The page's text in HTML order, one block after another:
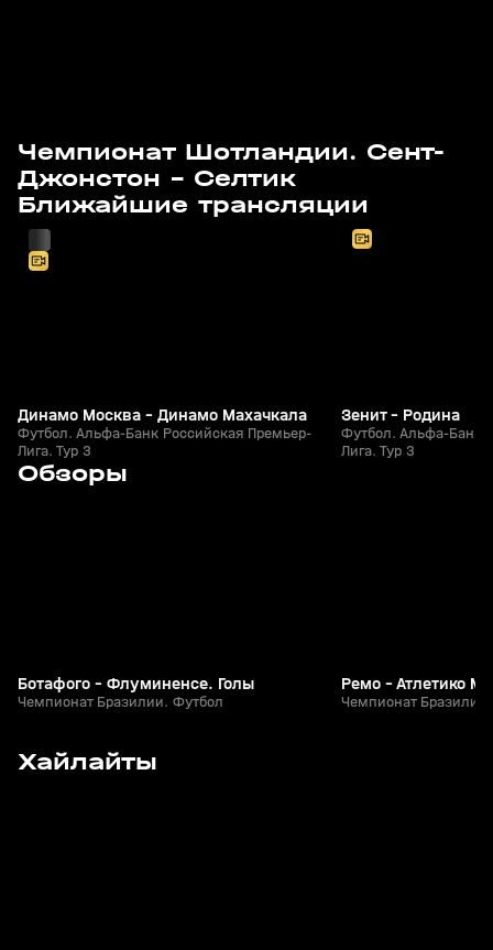
Чемпионат Шотландии. Сент-
Джонстон - Селтик
Ближайшие трансляции
Сегодня, 14:25
Динамо Москва - Динамо Махачкала
Футбол. Альфа-Банк Российская Премьер-
Лига. Тур 3
Зенит - Родина
Футбол. Альфа-Банк
Лига. Тур 3
Обзоры
Сегодня, 11:44
Ботафого - Флуминенсе. Голы
Чемпионат Бразилии. Футбол
Сегодня, 11:43
Ремо - Атлетико
Чемпионат
Хайлайты
Сегодня, 11:05